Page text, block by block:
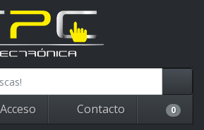
Acceso Contacto 0